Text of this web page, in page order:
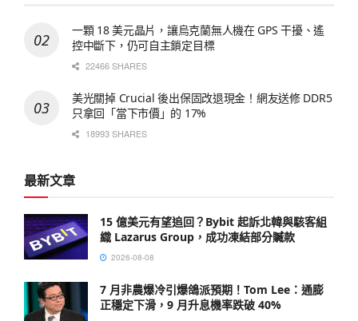
一顆 18 美元晶片，讓烏克蘭無人機在 GPS 干擾、遙
控中斷下，仍可自主鎖定目標
22466 SHARES
美光關掉 Crucial 後出保固改退現金！網友送修 DDR5
只拿回「當下市價」的 17%
18993 SHARES
最新文章
15 億美元有望追回？Bybit 起訴北韓與駭客組
織 Lazarus Group，成功凍結部分贓款
2026-08-08
7 月非農爆冷引爆鴿派預期！Tom Lee：通膨
正穩定下滑，9 月升息機率跌破 40%